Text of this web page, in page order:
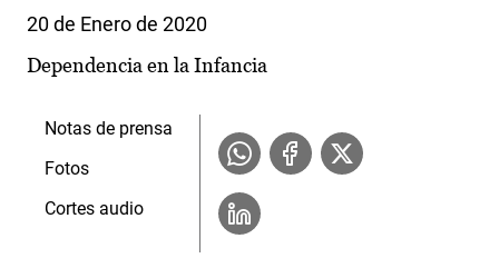
20 de Enero de 2020
Dependencia en la Infancia
Notas de prensa
Fotos
Cortes audio